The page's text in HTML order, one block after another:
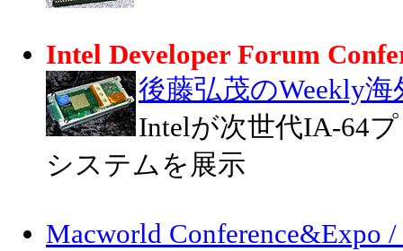
Intel Developer Forum
後藤弘茂のWeekly
Intelが次世代IA-64
システムを展示
Macworld Conference&Expo